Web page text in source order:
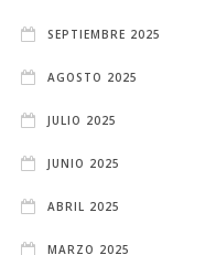
SEPTIEMBRE 2025
AGOSTO 2025
JULIO 2025
JUNIO 2025
ABRIL 2025
MARZO 2025